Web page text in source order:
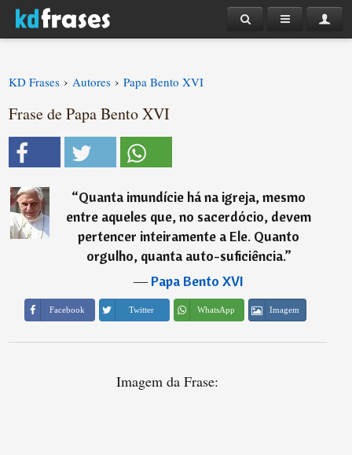
KD Frases › Autores › Papa Bento XVI
Frase de Papa Bento XVI
“Quanta imundície há na igreja, mesmo
entre aqueles que, no sacerdócio, devem
pertencer inteiramente a Ele. Quanto
orgulho, quanta auto-suficiência.”
―Papa Bento XVI
Facebook Twitter WhatsApp Imagem
Imagem da Frase: